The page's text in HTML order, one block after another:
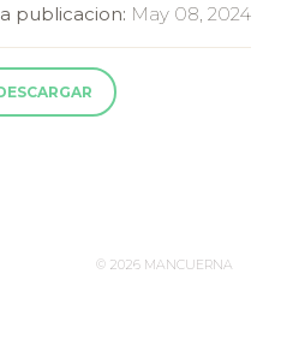
publicacion: May 08, 2024
© 2026 MANCUERNA